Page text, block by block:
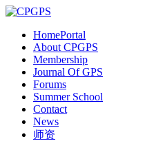
HomePortal
About CPGPS
Membership
Journal Of GPS
Forums
Summer School
Contact
News
师资